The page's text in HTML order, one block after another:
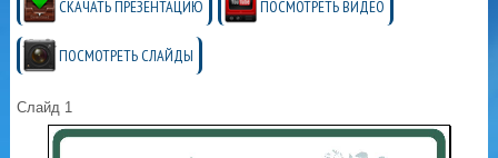
СКАЧАТЬ ПРЕЗЕНТАЦИЮ ПОСМОТРЕТЬ ВИДЕО
ПОСМОТРЕТЬ СЛАЙДЫ
Слайд 1